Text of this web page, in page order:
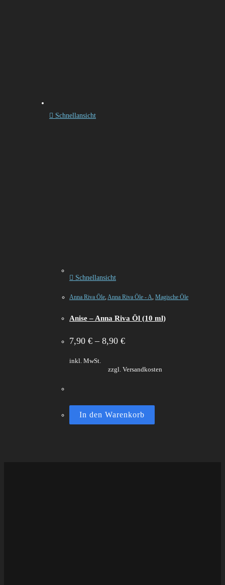
Schnellansicht
Schnellansicht
Anna Riva Öle, Anna Riva Öle - A, Magische Öle
Anise – Anna Riva Öl (10 ml)
7,90 € – 8,90 €
inkl. MwSt.
zzgl. Versandkosten
In den Warenkorb